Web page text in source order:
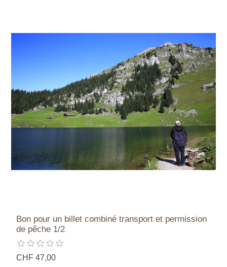
Bon pour un billet combiné transport et permission
de pêche 1/2
CHF 47,00